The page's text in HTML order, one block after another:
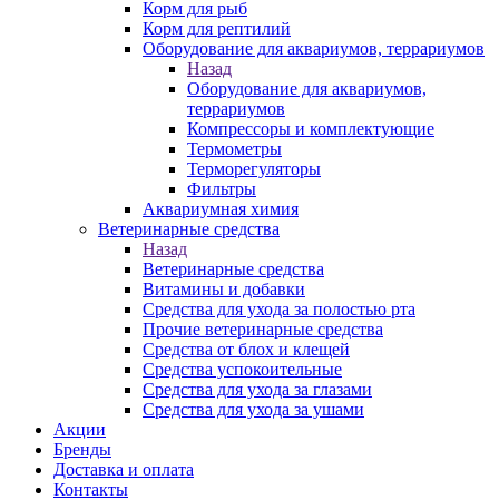
Корм для рыб
Корм для рептилий
Оборудование для аквариумов, террариумов
Назад
Оборудование для аквариумов,
террариумов
Компрессоры и комплектующие
Термометры
Терморегуляторы
Фильтры
Аквариумная химия
Ветеринарные средства
Назад
Ветеринарные средства
Витамины и добавки
Средства для ухода за полостью рта
Прочие ветеринарные средства
Средства от блох и клещей
Средства успокоительные
Средства для ухода за глазами
Средства для ухода за ушами
Акции
Бренды
Доставка и оплата
Контакты